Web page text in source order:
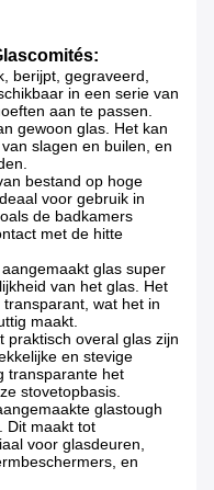
berijpt, gegraveerd,
in een serie van
aan te passen.
gewoon glas. Het kan
slagen en builen, en
bestand op hoge
voor gebruik in
de badkamers
met de hitte
glas super
van het glas. Het
wat het in
maakt.
praktisch overal glas zijn
en stevige
transparante het
stovetopbasis.
glastough
Dit maakt tot
voor glasdeuren,
en